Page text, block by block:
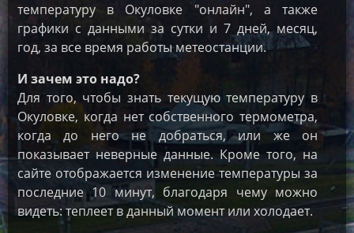
температуру в Окуловке "онлайн", а также
графики с данными за сутки и 7 дней, месяц,
год, за все время работы метеостанции.
И зачем это надо?
Для того, чтобы знать текущую температуру в
Окуловке, когда нет собственного термометра,
когда до него не добраться, или же он
показывает неверные данные. Кроме того, на
сайте отображается изменение температуры за
последние 10 минут, благодаря чему можно
видеть: теплеет в данный момент или холодает.